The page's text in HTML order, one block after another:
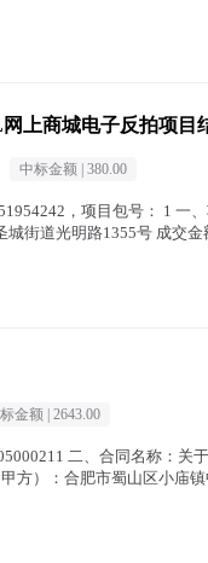
上商城电子反拍项目
中标金额 | 380.00
，项目包号： 1 一
街道光明路1355号 成交
金额 | 2643.00
二、合同名称：关于
方）：合肥市蜀山区小庙